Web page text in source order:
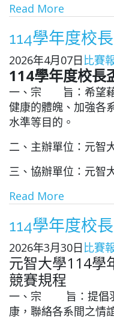
Read More
114學年度校
2026年4月07日 比賽
114學年度校長
一、宗 旨：希望藉
健康的體魄、加強各
水準等目的。
二、主辦單位：元智
三、協辦單位：元智
Read More
114學年度校
2026年3月30日 比賽
元智大學114學
競賽規程
一、宗 旨：提倡羽
康，聯絡各系間之情